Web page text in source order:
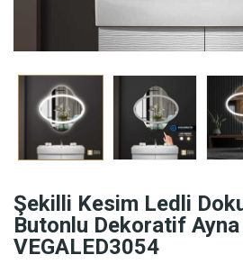
Şekilli Kesim Ledli
Butonlu Dekoratif Ayna
VEGALED3054